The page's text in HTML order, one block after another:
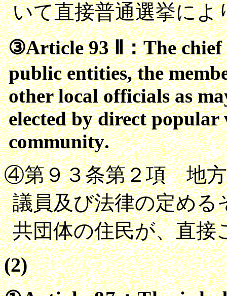
いて直接普通選挙によ
③Article93 Ⅱ：The
public entities,the
other local officials as
elected by direct
community.
④第９３条第２項 地方
議員及び法律の定める
共団体の住民が、直接
(2)